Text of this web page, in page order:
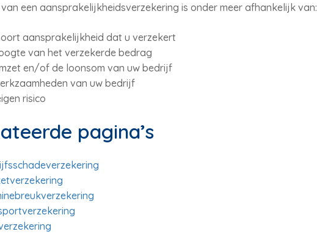
van een aansprakelijkheidsverzekering is onder meer afhankelijk van:
aansprakelijkheid dat u verzekert
van het verzekerde bedrag
en/of de loonsom van uw bedrijf
van uw bedrijf
risico
pagina’s